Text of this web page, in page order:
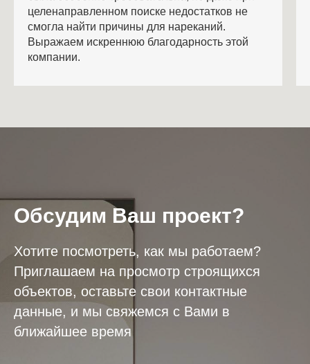
целенаправленном поиске недостатков не
смогла найти причины для нареканий.
Выражаем искреннюю благодарность этой
компании.
Обсудим Ваш проект?
Хотите посмотреть, как мы работаем?
Приглашаем на просмотр строящихся
объектов, оставьте свои контактные
данные, и мы свяжемся с Вами в
ближайшее время